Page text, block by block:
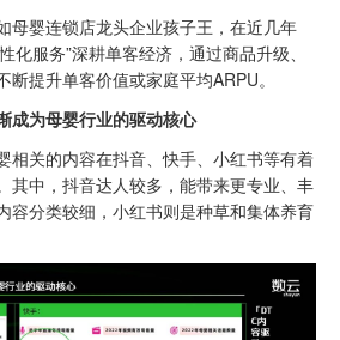
母婴连锁店龙头企业孩子王，在近几年
化服务”深耕单客经济，通过商品升级、
提升单客价值或家庭平均ARPU。
成为母婴行业的驱动核心
相关的内容在抖音、快手、小红书等有着
其中，抖音达人较多，能带来更专业、丰
容分类较细，小红书则是种草和集体养育